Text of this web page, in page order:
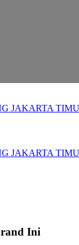
Ini